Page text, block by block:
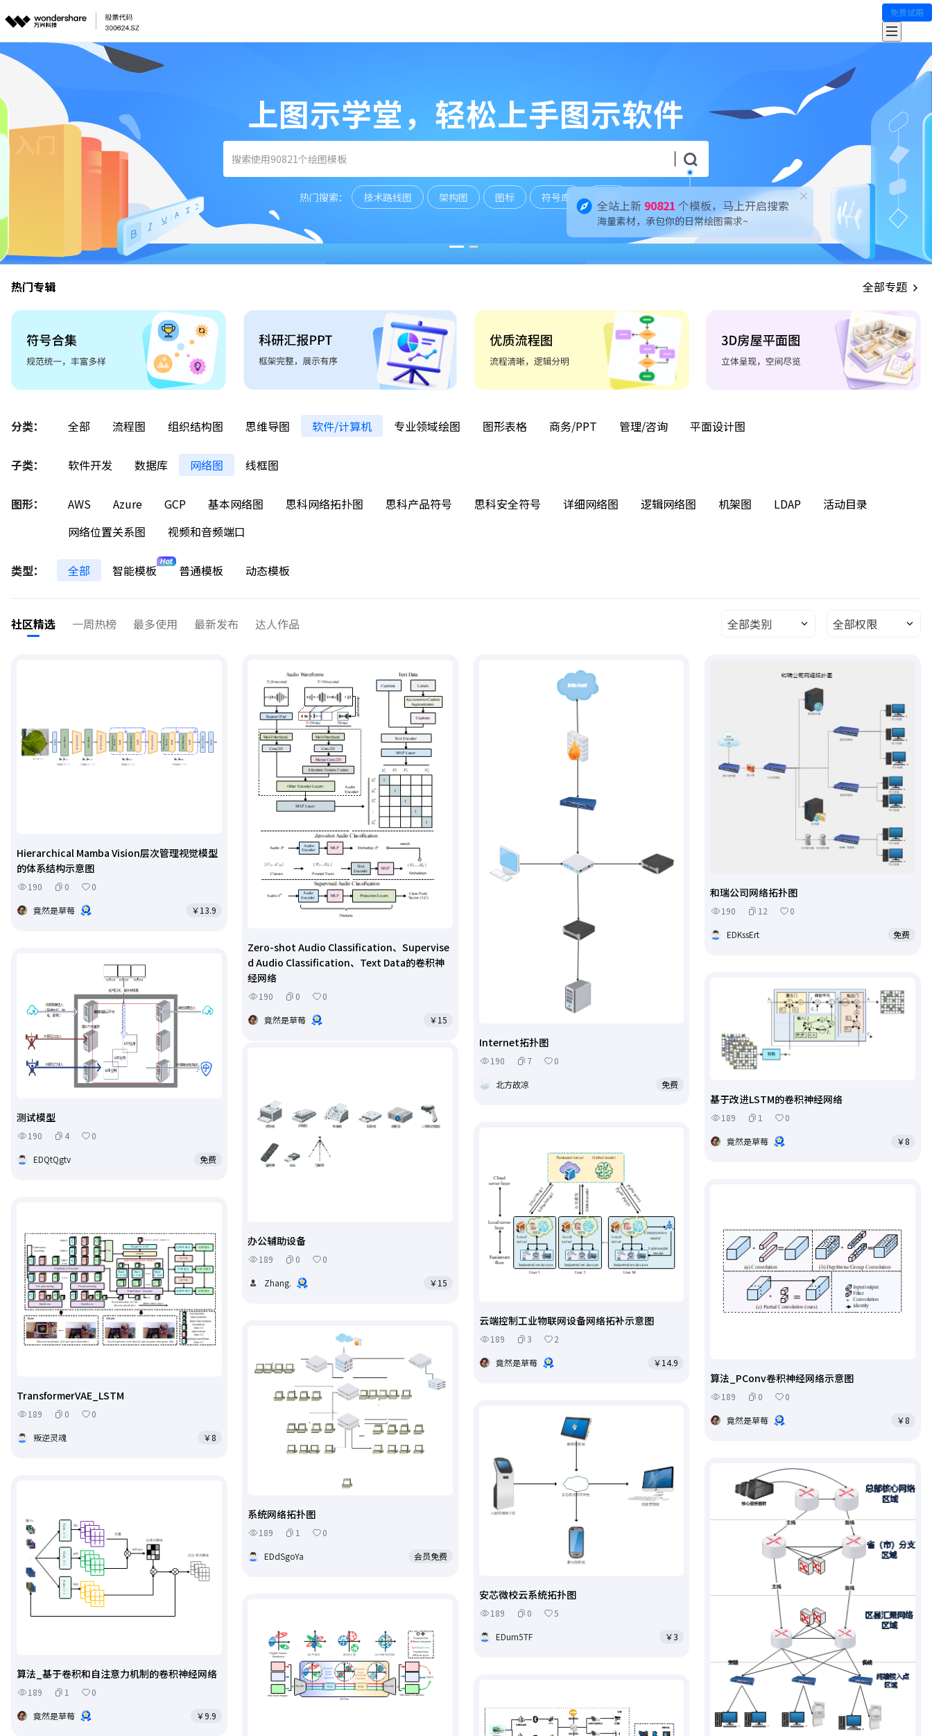
免费试用
图示社区达人招募
全站上新 90821 个模板，马上开启搜索
海量素材，承包你的日常绘图需求~
热门搜索： 技术路线图 架构图 图标 符号库 符号
热门专辑 全部专题
分类： 全部 流程图 组织结构图 思维导图 软件/计算机 专业领域绘图 图形表格 商务/PPT 管理/咨询 平面设计图
子类： 软件开发 数据库 网络图 线框图
图形： AWS Azure GCP 基本网络图 思科网络拓扑图 思科产品符号 思科安全符号 详细网络图 逻辑网络图 机架图 LDAP
活动目录
网络位置关系图
视频和音频端口
类型： 全部 智能模板 普通模板 动态模板
社区精选 一周热榜 最多使用 最新发布 达人作品 全部类别 全部权限
Hierarchical Mamba Vision层次管理视觉模型
的体系结构示意图
190 0
0
竟然是草莓
￥13.9
Zero-shot Audio Classification、Supervise
d Audio Classification、Text Data的卷积神
经网络
190 0
0
竟然是草莓
￥15
Internet拓扑图
190 7
0
北方故凉
免费
和瑞公司网络拓扑图
190 12
0
EDKssErt
免费
测试模型
190 4
0
EDQtQgtv
免费
基于改进LSTM的卷积神经网络
189 1
0
竟然是草莓
￥8
办公辅助设备
189 0
0
Zhang.
￥15
云端控制工业物联网设备网络拓补示意图
189 3
2
竟然是草莓
￥14.9
算法_PConv卷积神经网络示意图
189 0
0
竟然是草莓
￥8
TransformerVAE_LSTM
189 0
0
叛逆灵魂
￥8
系统网络拓扑图
189 1
0
EDdSgoYa
会员免费
安芯微校云系统拓扑图
189 0
5
EDurn5TF
￥3
算法_基于卷积和自注意力机制的卷积神经网络
189 1
0
竟然是草莓
￥9.9